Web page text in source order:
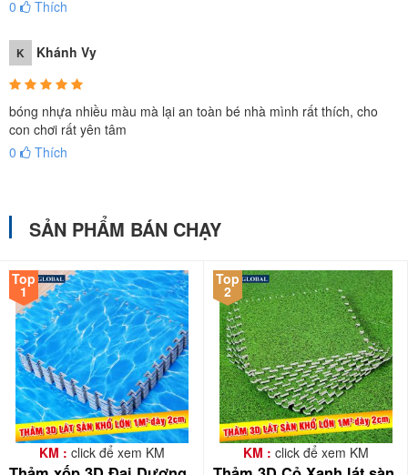
0 Thích
K Khánh Vy
bóng nhựa nhiều màu mà lại an toàn bé nhà mình rất thích, cho
con chơi rất yên tâm
0
Thích
SẢN PHẨM BÁN CHẠY
Top
1
KM : click để xem KM
Top
2
KM : click để xem KM